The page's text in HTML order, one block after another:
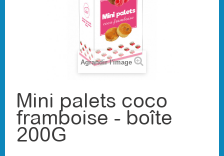
Agrandir l'image
Mini palets coco
framboise - boîte
200G